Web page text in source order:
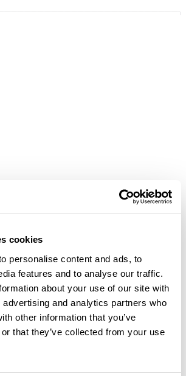
cookies
personalise content and ads, to
features and to analyse our traffic.
about your use of our site with
and analytics partners who
other information that you’ve
that they’ve collected from your use
Ajouter un avis
de vélo de 79,2 km à proximité de